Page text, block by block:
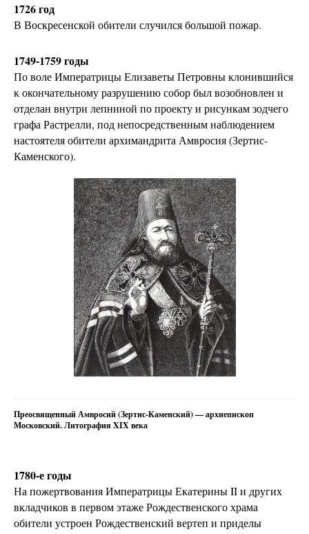
1726 год
В Воскресенской обители случился большой пожар.
1749-1759 годы
По воле Императрицы Елизаветы Петровны клонившийся
к окончательному разрушению собор был возобновлен и
отделан внутри лепниной по проекту и рисункам зодчего
графа Растрелли, под непосредственным наблюдением
настоятеля обители архимандрита Амвросия (Зертис-
Каменского).
Преосвященный Амвросий (Зертис-Каменский) — архиепископ
Московский. Литография XIX века
1780-е годы
На пожертвования Императрицы Екатерины II и других
вкладчиков в первом этаже Рождественского храма
обители устроен Рождественский вертеп и приделы